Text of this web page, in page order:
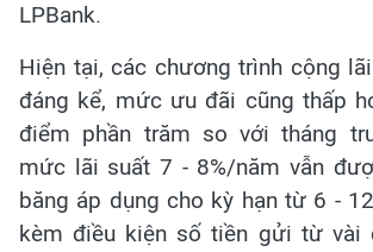
LPBank.
Hiện tại, các chương trình cộng
đáng kể, mức ưu đãi cũng thấp
điểm phần trăm so với tháng
mức lãi suất 7 - 8%/năm vẫn
băng áp dụng cho kỳ hạn từ 6 -
kèm điều kiện số tiền gửi từ vài